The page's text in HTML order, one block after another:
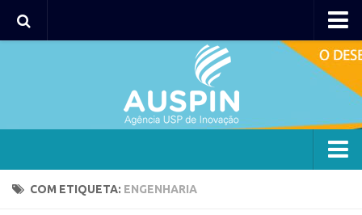
Polos
Polo Capital
Agency
COM ETIQUETA: ENGENHARIA